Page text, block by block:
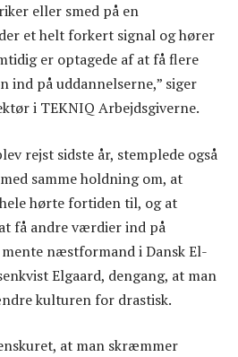
eller smed på en
et helt forkert signal og hører
er optagede af at få flere
ind på uddannelserne,” siger
i TEKNIQ Arbejdsgiverne.
rejst sidste år, stemplede også
samme holdning om, at
hørte fortiden til, og at
få andre værdier ind på
næstformand i Dansk El-
Elgaard, dengang, at man
kulturen for drastisk.
at man skræmmer